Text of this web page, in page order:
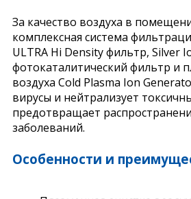
За качество воздуха в
комплексная система
ULTRA Hi Density фильтр, Silver
фотокаталитический фильтр и
воздуха Cold Plasma Ion
вирусы и нейтрализует
предотвращает
заболеваний.
Особенности и